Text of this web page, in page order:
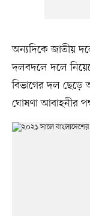
অন্যদিকে জাতীয়
দলবদলে দলে
বিভাগের দল ছেড়ে
ঘোষণা আবাহনীর